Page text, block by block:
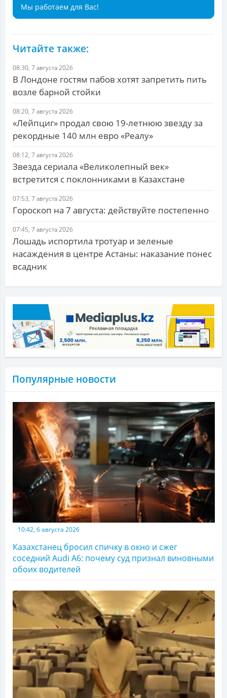
Мы работаем для Вас!
Читайте также:
08:30, 7 августа 2026
В Лондоне гостям пабов хотят запретить пить
возле барной стойки
08:20, 7 августа 2026
«Лейпциг» продал свою 19-летнюю звезду за
рекордные 140 млн евро «Реалу»
08:12, 7 августа 2026
Звезда сериала «Великолепный век»
встретится с поклонниками в Казахстане
07:53, 7 августа 2026
Гороскоп на 7 августа: действуйте постепенно
07:45, 7 августа 2026
Лошадь испортила тротуар и зеленые
насаждения в центре Астаны: наказание понес
всадник
Популярные новости
10:42, 6 августа 2026
Казахстанец бросил спичку в окно и сжег
соседний Audi A6: почему суд признал виновными
обоих водителей